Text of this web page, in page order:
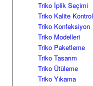
Triko İplik Seçimi
Triko Kalite Kontrol
Triko Konfeksiyon
Triko Modelleri
Triko Paketleme
Triko Tasarım
Triko Ütüleme
Triko Yıkama